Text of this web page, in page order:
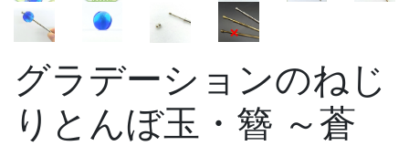
グラデーションのねじ
りとんぼ玉・簪 ～蒼